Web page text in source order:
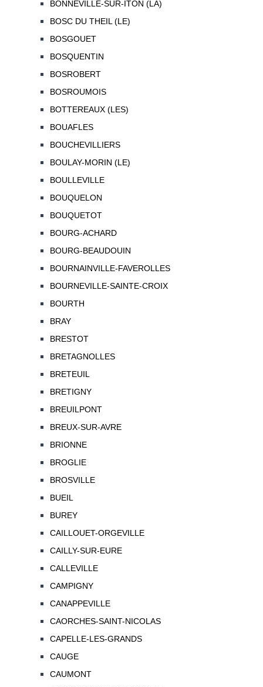
BONNEVILLE-SUR-ITON (LA)
BOSC DU THEIL (LE)
BOSGOUET
BOSQUENTIN
BOSROBERT
BOSROUMOIS
BOTTEREAUX (LES)
BOUAFLES
BOUCHEVILLIERS
BOULAY-MORIN (LE)
BOULLEVILLE
BOUQUELON
BOUQUETOT
BOURG-ACHARD
BOURG-BEAUDOUIN
BOURNAINVILLE-FAVEROLLES
BOURNEVILLE-SAINTE-CROIX
BOURTH
BRAY
BRESTOT
BRETAGNOLLES
BRETEUIL
BRETIGNY
BREUILPONT
BREUX-SUR-AVRE
BRIONNE
BROGLIE
BROSVILLE
BUEIL
BUREY
CAILLOUET-ORGEVILLE
CAILLY-SUR-EURE
CALLEVILLE
CAMPIGNY
CANAPPEVILLE
CAORCHES-SAINT-NICOLAS
CAPELLE-LES-GRANDS
CAUGE
CAUMONT